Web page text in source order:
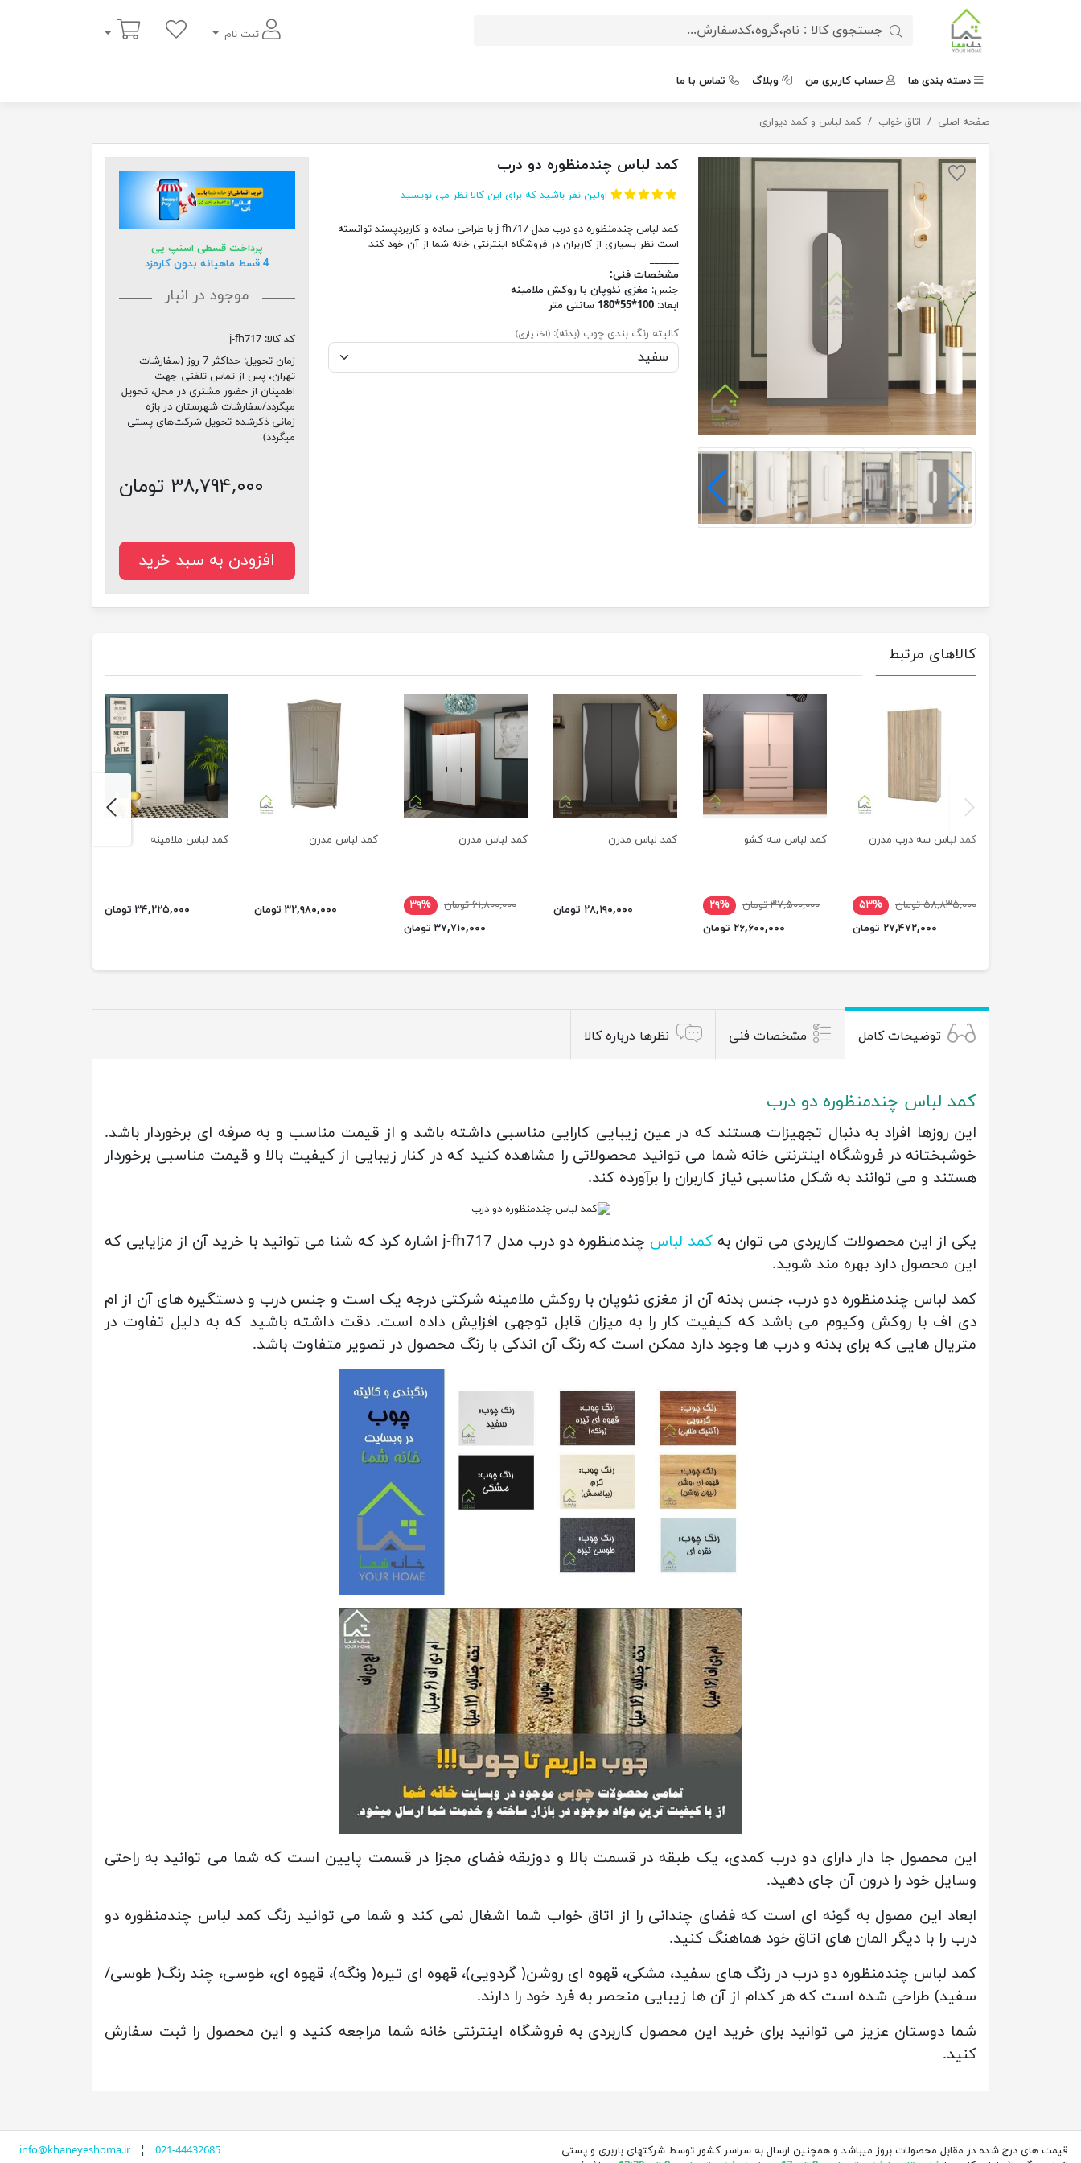
ثبت نام
سبد خرید
دسته بندی ها حساب کاربری من وبلاگ تماس با ما
صفحه اصلی اتاق خواب کمد لباس و کمد دیواریکمد لباس چندمنظوره دو درب
کمد لباس چندمنظوره دو درب
اولین نفر باشید که برای این کالا نظر می نویسید
کمد لباس چندمنظوره دو درب مدل j-fh717 با طراحی ساده و کاربردپسند توانسته
است نظر بسیاری از کاربران در فروشگاه اینترنتی خانه شما از آن خود کند.
______
مشخصات فنی:
جنس: مغزی نئوپان با روکش ملامینه
ابعاد: 100*55*180 سانتی متر
کالیته رنگ بندی چوب (بدنه): (اختیاری)
پرداخت قسطی اسنپ پی
4 قسط ماهیانه بدون کارمزد
موجود در انبار
کد کالا: j-fh717
زمان تحویل:
حداکثر 7 روز (سفارشات
تهران، پس از تماس تلفنی جهت
اطمینان از حضور مشتری در محل، تحویل
میگردد/سفارشات شهرستان در بازه
زمانی ذکرشده تحویل شرکت‌های پستی
میگردد)
۳۸,۷۹۴,۰۰۰ تومان
افزودن به سبد خرید
کالاهای مرتبط
کمد لباس سه درب مدرن
۵۸,۸۳۵,۰۰۰ تومان
۵۳%
۲۷,۴۷۲,۰۰۰ تومان
کمد لباس سه کشو
۳۷,۵۰۰,۰۰۰ تومان
۲۹%
۲۶,۶۰۰,۰۰۰ تومان
کمد لباس مدرن
۲۸,۱۹۰,۰۰۰ تومان
کمد لباس مدرن
۶۱,۸۰۰,۰۰۰ تومان
۳۹%
۳۷,۷۱۰,۰۰۰ تومان
کمد لباس مدرن
۳۲,۹۸۰,۰۰۰ تومان
کمد لباس ملامینه
۳۴,۲۲۵,۰۰۰ تومان
previus
next
توضیحات کامل مشخصات فنی نظرها درباره کالا
کمد لباس چندمنظوره دو درب
این روزها افراد به دنبال تجهیزات هستند که در عین زیبایی کارایی مناسبی داشته باشد و از قیمت مناسب و به صرفه ای برخوردار باشد.
خوشبختانه در فروشگاه اینترنتی خانه شما می توانید محصولاتی را مشاهده کنید که در کنار زیبایی از کیفیت بالا و قیمت مناسبی برخوردار
هستند و می توانند به شکل مناسبی نیاز کاربران را برآورده کند.
یکی از این محصولات کاربردی می توان به کمد لباس
چندمنظوره دو درب مدل j-fh717 اشاره کرد که شنا می توانید با خرید آن از مزایایی که
این محصول دارد بهره مند شوید.
کمد لباس چندمنظوره دو درب، جنس بدنه آن از مغزی نئوپان با روکش ملامینه شرکتی درجه یک است و جنس درب و دستگیره های آن از ام
دی اف با روکش وکیوم می باشد که کیفیت کار را به میزان قابل توجهی افزایش داده است. دقت داشته باشید که به دلیل تفاوت در
متریال هایی که برای بدنه و درب ها وجود دارد ممکن است که رنگ آن اندکی با رنگ محصول در تصویر متفاوت باشد.
این محصول جا دار دارای دو درب کمدی، یک طبقه در قسمت بالا و دوزبقه فضای مجزا در قسمت پایین است که شما می توانید به راحتی
وسایل خود را درون آن جای دهید.
ابعاد این مصول به گونه ای است که فضای چندانی را از اتاق خواب شما اشغال نمی کند و شما می توانید رنگ کمد لباس چندمنظوره دو
درب را با دیگر المان های اتاق خود هماهنگ کنید.
کمد لباس چندمنظوره دو درب در رنگ های سفید، مشکی، قهوه ای روشن( گردویی)، قهوه ای تیره( ونگه)، قهوه ای، طوسی، چند رنگ( طوسی/
سفید) طراحی شده است که هر کدام از آن ها زیبایی منحصر به فرد خود را دارند.
شما دوستان عزیز می توانید برای خرید این محصول کاربردی به فروشگاه اینترنتی خانه شما مراجعه کنید و این محصول را ثبت سفارش
کنید.
قیمت های درج شده در مقابل محصولات بروز میباشد و همچنین ارسال به سراسر کشور توسط شرکتهای باربری و پستی
info@khaneyeshoma.ir¦ 021-44432685